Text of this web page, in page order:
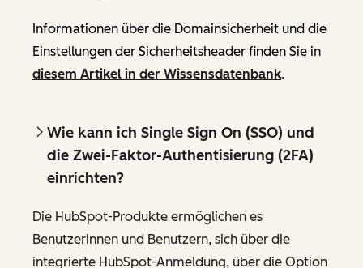
Informationen über die Domainsicherheit und die
Einstellungen der Sicherheitsheader finden Sie in
diesem Artikel in der Wissensdatenbank.
Wie kann ich Single Sign On (SSO) und
die Zwei-Faktor-Authentisierung (2FA)
einrichten?
Die HubSpot-Produkte ermöglichen es
Benutzerinnen und Benutzern, sich über die
integrierte HubSpot-Anmeldung, über die Option